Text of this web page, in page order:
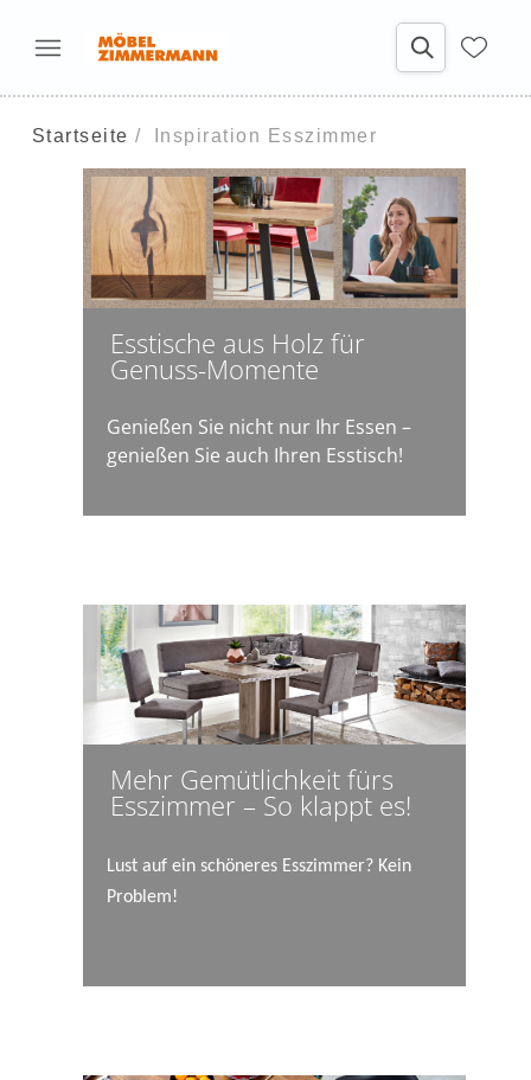
Startseite Inspiration Esszimmer
Esstische aus Holz für
Genuss-Momente
Genießen Sie nicht nur Ihr Essen –
genießen Sie auch Ihren Esstisch!
Mehr Gemütlichkeit fürs
Esszimmer – So klappt es!
Lust auf ein schöneres Esszimmer? Kein
Problem!